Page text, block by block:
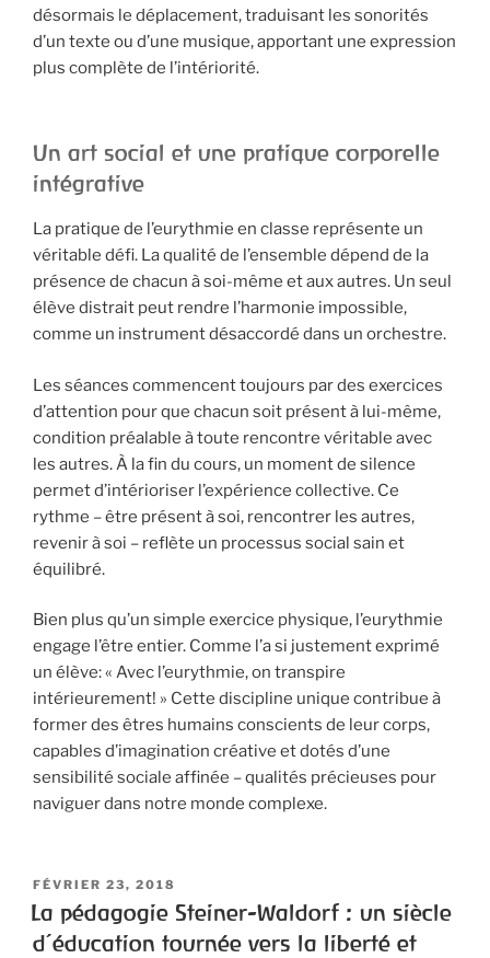
désormais le déplacement, traduisant les sonorités
d’un texte ou d’une musique, apportant une expression
plus complète de l’intériorité.
Un art social et une pratique corporelle
intégrative
La pratique de l’eurythmie en classe représente un
véritable défi. La qualité de l’ensemble dépend de la
présence de chacun à soi-même et aux autres. Un seul
élève distrait peut rendre l’harmonie impossible,
comme un instrument désaccordé dans un orchestre.
Les séances commencent toujours par des exercices
d’attention pour que chacun soit présent à lui-même,
condition préalable à toute rencontre véritable avec
les autres. À la fin du cours, un moment de silence
permet d’intérioriser l’expérience collective. Ce
rythme – être présent à soi, rencontrer les autres,
revenir à soi – reflète un processus social sain et
équilibré.
Bien plus qu’un simple exercice physique, l’eurythmie
engage l’être entier. Comme l’a si justement exprimé
un élève: « Avec l’eurythmie, on transpire
intérieurement! » Cette discipline unique contribue à
former des êtres humains conscients de leur corps,
capables d’imagination créative et dotés d’une
sensibilité sociale affinée – qualités précieuses pour
naviguer dans notre monde complexe.
FÉVRIER 23, 2018
La pédagogie Steiner-Waldorf : un siècle
d’éducation tournée vers la liberté et